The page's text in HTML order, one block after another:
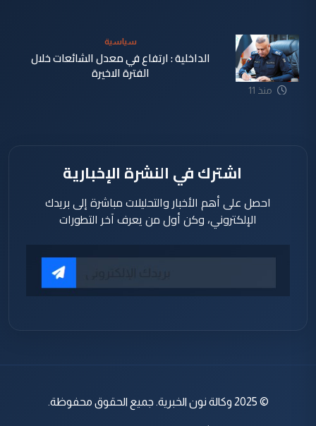
منذ 11
سياسية
الداخلية : ارتفاع في معدل الشائعات خلال
الفترة الاخيرة
اشترك في النشرة الإخبارية
احصل على أهم الأخبار والتحليلات مباشرة إلى بريدك
الإلكتروني، وكن أول من يعرف آخر التطورات
© 2025 وكالة نون الخبرية. جميع الحقوق محفوظة.